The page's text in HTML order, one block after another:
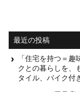
索:
最近の投稿
「住宅を持つ＝
クとの暮らしを、
タイル、バイク付